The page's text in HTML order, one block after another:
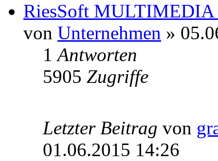
RiesSoft MULTIMEDIA
von Unternehmen »
1Antworten
5905 Zugriffe
Letzter Beitrag von
01.06.2015 14:26